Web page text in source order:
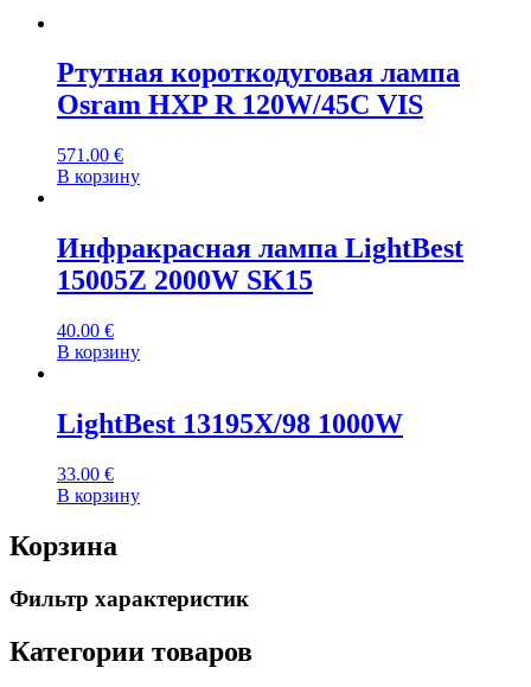
Ртутная короткодуговая лампа
Osram HXP R 120W/45C VIS
571.00 €
В корзину
Инфракрасная лампа LightBest
15005Z 2000W SK15
40.00 €
В корзину
LightBest 13195X/98 1000W
33.00 €
В корзину
Корзина
Фильтр характеристик
Категории товаров